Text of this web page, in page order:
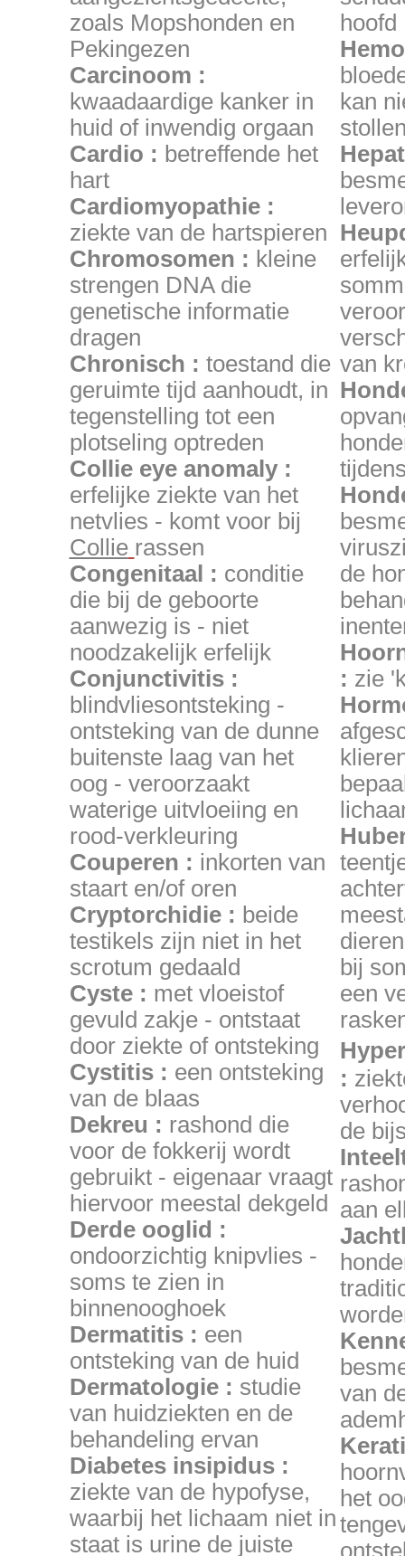
zoals Mopshonden en
Pekingezen
Carcinoom :
kwaadaardige kanker in
huid of inwendig orgaan
Cardio : betreffende het
hart
Cardiomyopathie :
ziekte van de hartspieren
Chromosomen : kleine
strengen DNA die
genetische informatie
dragen
Chronisch : toestand die
geruimte tijd aanhoudt, in
tegenstelling tot een
plotseling optreden
Collie eye anomaly :
erfelijke ziekte van het
netvlies - komt voor bij
Collie rassen
Congenitaal : conditie
die bij de geboorte
aanwezig is - niet
noodzakelijk erfelijk
Conjunctivitis :
blindvliesontsteking -
ontsteking van de dunne
buitenste laag van het
oog - veroorzaakt
waterige uitvloeiing en
rood-verkleuring
Couperen : inkorten van
staart en/of oren
Cryptorchidie : beide
testikels zijn niet in het
scrotum gedaald
Cyste : met vloeistof
gevuld zakje - ontstaat
door ziekte of ontsteking
Cystitis : een ontsteking
van de blaas
Dekreu : rashond die
voor de fokkerij wordt
gebruikt - eigenaar vraagt
hiervoor meestal dekgeld
Derde ooglid :
ondoorzichtig knipvlies -
soms te zien in
binnenooghoek
Dermatitis : een
ontsteking van de huid
Dermatologie : studie
van huidziekten en de
behandeling ervan
Diabetes insipidus :
ziekte van de hypofyse,
waarbij het lichaam niet in
staat is urine de juiste
hoofd
kan
van
de
: zie
bij
een
:
de
aan
van
het